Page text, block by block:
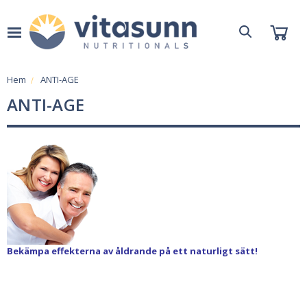
Hem ANTI-AGE
ANTI-AGE
Bekämpa effekterna av åldrande på ett naturligt sätt!